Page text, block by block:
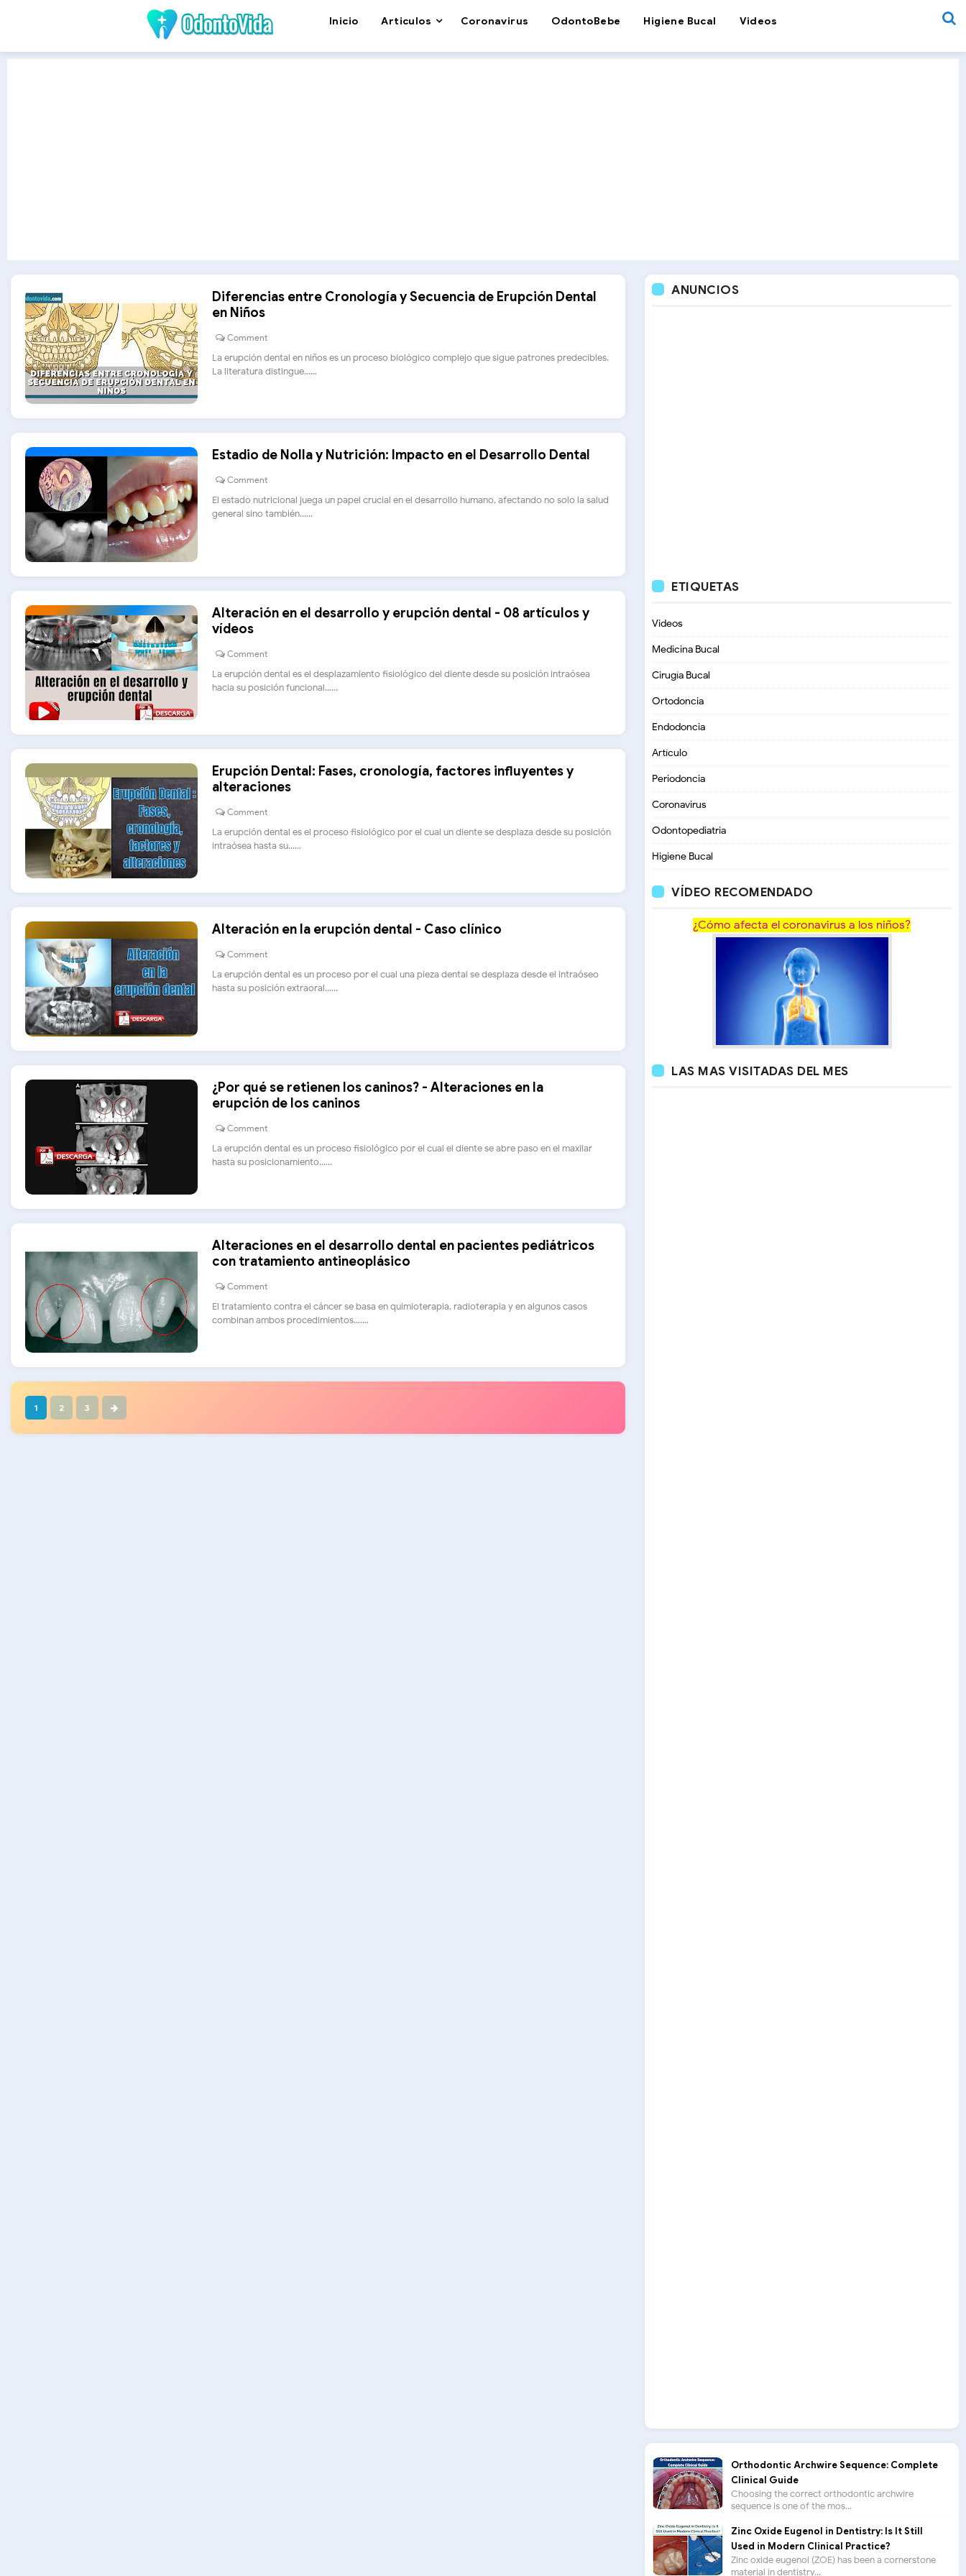
Inicio Articulos Coronavirus OdontoBebe Higiene Bucal Videos
Diferencias entre Cronología y Secuencia de Erupción Dental
en Niños
Comment
La erupción dental en niños es un proceso biológico complejo que sigue patrones predecibles.
La literatura distingue......
Estadio de Nolla y Nutrición: Impacto en el Desarrollo Dental
Comment
El estado nutricional juega un papel crucial en el desarrollo humano, afectando no solo la salud
general sino también......
Alteración en el desarrollo y erupción dental - 08 artículos y
vídeos
Comment
La erupción dental es el desplazamiento fisiológico del diente desde su posición intraósea
hacia su posición funcional......
Erupción Dental: Fases, cronología, factores influyentes y
alteraciones
Comment
La erupción dental es el proceso fisiológico por el cual un diente se desplaza desde su posición
intraósea hasta su......
Alteración en la erupción dental - Caso clínico
Comment
La erupción dental es un proceso por el cual una pieza dental se desplaza desde el intraóseo
hasta su posición extraoral......
¿Por qué se retienen los caninos? - Alteraciones en la
erupción de los caninos
Comment
La erupción dental es un proceso fisiológico por el cual el diente se abre paso en el maxilar
hasta su posicionamiento......
Alteraciones en el desarrollo dental en pacientes pediátricos
con tratamiento antineoplásico
Comment
El tratamiento contra el cáncer se basa en quimioterapia, radioterapia y en algunos casos
combinan ambos procedimientos.......
1 2 3
ANUNCIOS
ETIQUETAS
Videos
Medicina Bucal
Cirugía Bucal
Ortodoncia
Endodoncia
Artículo
Periodoncia
Coronavirus
Odontopediatria
Higiene Bucal
VÍDEO RECOMENDADO
¿Cómo afecta el coronavirus a los niños?
LAS MAS VISITADAS DEL MES
Orthodontic Archwire Sequence: Complete
Clinical Guide
Choosing the correct orthodontic archwire
sequence is one of the mos...
Zinc Oxide Eugenol in Dentistry: Is It Still
Used in Modern Clinical Practice?
Zinc oxide eugenol (ZOE) has been a cornerstone
material in dentistry...